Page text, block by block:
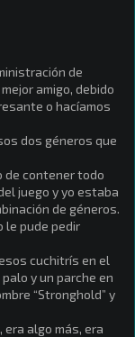
de
amigo, debido
o hacíamos
dos géneros que
contener todo
juego y yo estaba
de géneros.
le pude pedir
cuchitrís en el
y un parche en
“Stronghold” y
era algo más, era